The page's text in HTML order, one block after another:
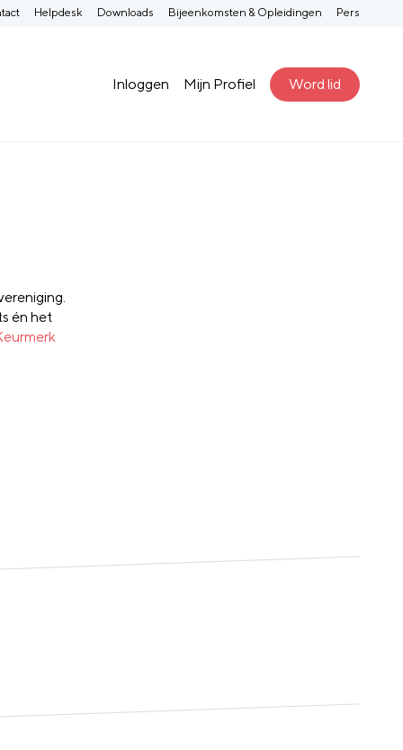
Inloggen Mijn Profiel Word lid
Helpdesk Downloads Bijeenkomsten & Opleidingen Pers
én het